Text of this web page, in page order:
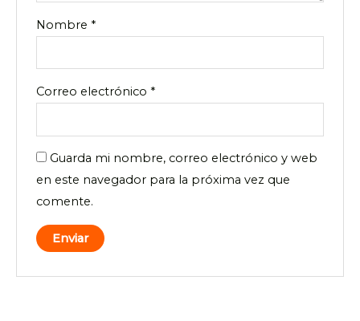
Nombre *
Correo electrónico *
Guarda mi nombre, correo electrónico y web
en este navegador para la próxima vez que
comente.